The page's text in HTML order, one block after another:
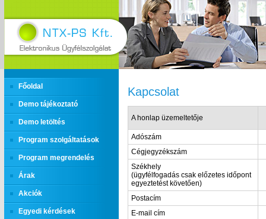
Főoldal
Demo tájékoztató
Demo letöltés
Program szolgáltatások
Program megrendelés
Árak
Akciók
Egyedi kérdések
Kapcsolat
A honlap üzemeltetője
Adószám
Cégjegyzékszám
Székhely
(ügyfélfogadás csak előzetes időpont
egyeztetést követően)
Postacím
E-mail cím